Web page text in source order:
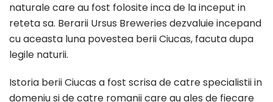
naturale care au fost folosite inca de la inceput in
reteta sa. Berarii Ursus Breweries dezvaluie incepand
cu aceasta luna povestea berii Ciucas, facuta dupa
legile naturii.
Istoria berii Ciucas a fost scrisa de catre specialistii in
domeniu si de catre romanii care au ales de fiecare